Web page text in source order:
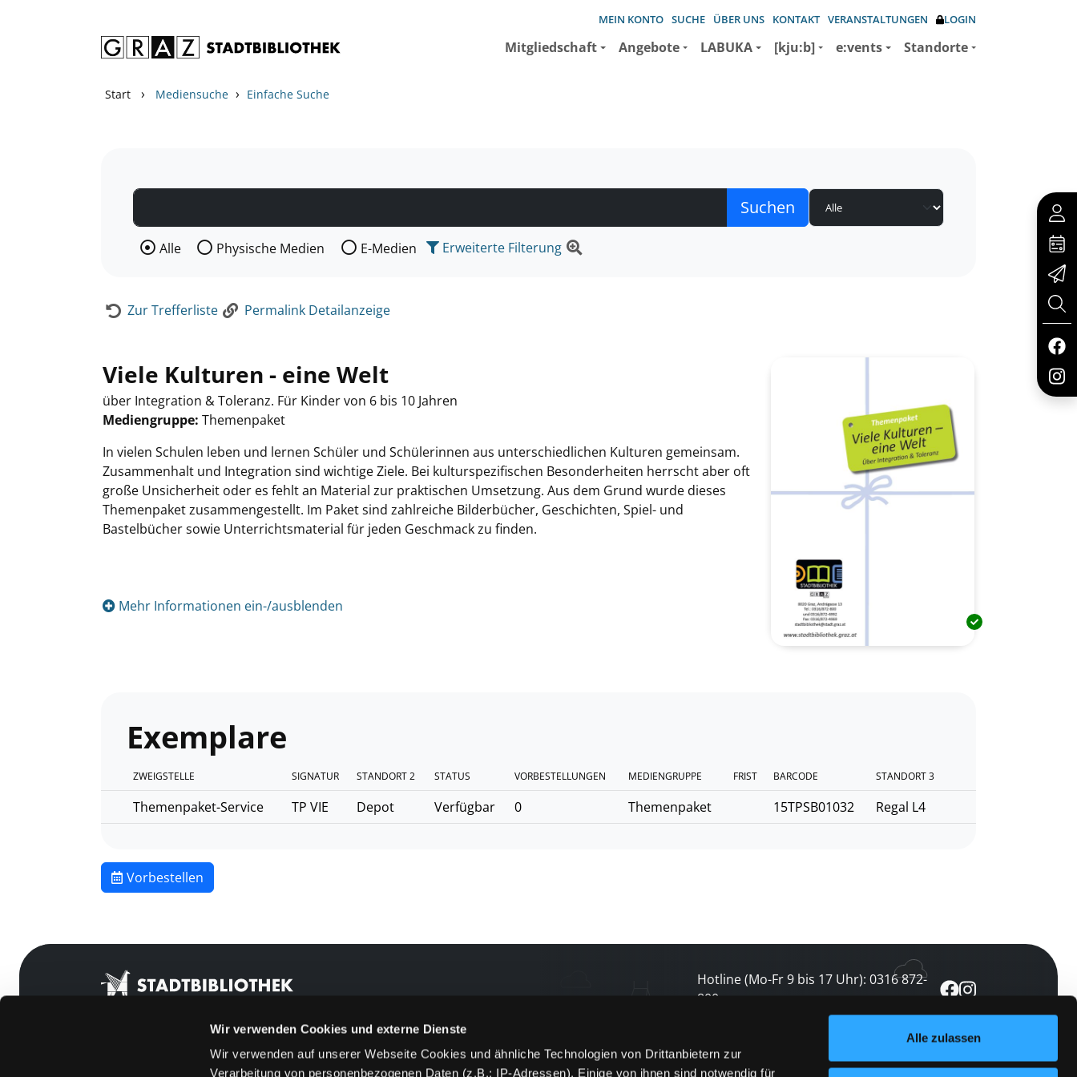
Wir verwenden Cookies und externe Dienste
Wir verwenden auf unserer Webseite Cookies und ähnliche Technologien von Drittanbietern zur
Verarbeitung von personenbezogenen Daten (z.B.: IP-Adressen). Einige von ihnen sind notwendig für
Alle zulassen
MEIN KONTO SUCHE ÜBER UNS KONTAKT VERANSTALTUNGEN LOGIN
Mitgliedschaft Angebote LABUKA [kju:b] e:vents Standorte
Start › Mediensuche › Einfache Suche
Wählen Sie die Medienart nach der Sie suchen wollen.
Alle Physische Medien E-Medien Erweiterte Filterung
Zur Trefferliste Permalink Detailanzeige
Viele Kulturen - eine Welt
über Integration & Toleranz. Für Kinder von 6 bis 10 Jahren
Mediengruppe: Themenpaket
In vielen Schulen leben und lernen Schüler und Schülerinnen aus unterschiedlichen Kulturen gemeinsam.
Zusammenhalt und Integration sind wichtige Ziele. Bei kulturspezifischen Besonderheiten herrscht aber oft
große Unsicherheit oder es fehlt an Material zur praktischen Umsetzung. Aus dem Grund wurde dieses
Themenpaket zusammengestellt. Im Paket sind zahlreiche Bilderbücher, Geschichten, Spiel- und
Bastelbücher sowie Unterrichtsmaterial für jeden Geschmack zu finden.
Mehr Informationen ein-/ausblenden
Exemplare
ZWEIGSTELLE SIGNATUR STANDORT 2 STATUS VORBESTELLUNGEN MEDIENGRUPPE FRIST BARCODE STANDORT 3
Themenpaket-Service TP VIE Depot Verfügbar 0 Themenpaket 15TPSB01032 Regal L4
Vorbestellen
Hotline (Mo-Fr 9 bis 17 Uhr): 0316 872-
800
Feedback Newsletter abonnieren